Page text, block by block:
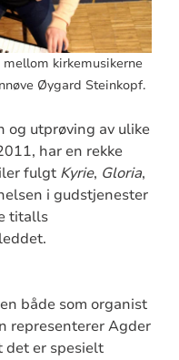
kirkemusikerne
Øygard Steinkopf.
og utprøving av ulike
har en rekke
fulgt Kyrie, Gloria,
i gudstjenester
titalls
både som organist
representerer Agder
det er spesielt